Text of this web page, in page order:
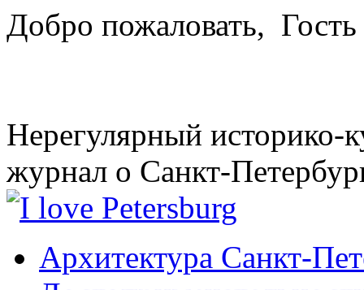
Добро пожаловать, Гость
Нерегулярный историко-
журнал о Санкт-
Архитектура Санкт-